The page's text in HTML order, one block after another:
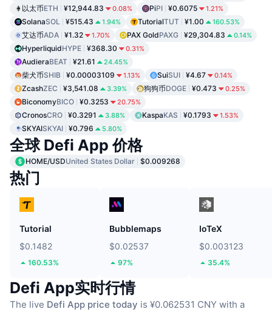
以太币ETH ¥12,944.83 0.08% PiPI ¥0.6075 1.21%
SolanaSOL ¥515.43 1.94% TutorialTUT ¥1.00 160.53%
艾达币ADA ¥1.32 1.70% PAX GoldPAXG ¥29,304.83 0.14%
HyperliquidHYPE ¥368.30 0.31%
AudieraBEAT ¥21.61 24.45%
柴犬币SHIB ¥0.00003109 1.13% SuiSUI ¥4.67 0.14%
ZcashZEC ¥3,541.08 3.39% 狗狗币DOGE ¥0.473 0.25%
BiconomyBICO ¥0.3253 20.75%
CronosCRO ¥0.3291 3.88% KaspaKAS ¥0.1793 1.53%
SKYAISKYAI ¥0.796 5.80%
全球 Defi App 价格
HOME/USDUnited States Dollar $0.009268
热门
Tutorial
$0.1482
160.53%
Bubblemaps
$0.02537
97%
IoTeX
$0.003123
35.4%
Defi App实时行情
The live Defi App price today is ¥0.062531 CNY with a